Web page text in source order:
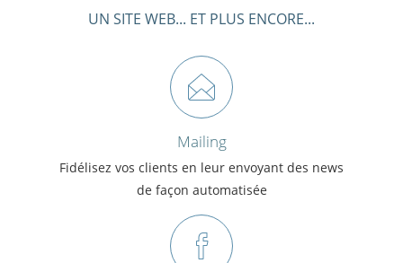
UN SITE WEB... ET PLUS ENCORE...
Mailing
Fidélisez vos clients en leur envoyant des news
de façon automatisée